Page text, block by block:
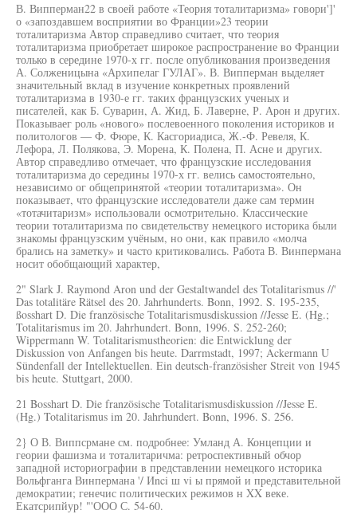
В. Випперман22 в своей работе «Теория тоталитаризма» говори']'
о «запоздавшем восприятии во Франции»23 теории
тоталитаризма Автор справедливо считает, что теория
тоталитаризма приобретает широкое распространение во Франции
только в середине 1970-х гг. после опубликования произведения
А. Солженицына «Архипелаг ГУЛАГ». В. Випперман выделяет
значительный вклад в изучение конкретных проявлений
тоталитаризма в 1930-е гг. таких французских ученых и
писателей, как Б. Суварин, А. Жид, Б. Лаверне, Р. Арон и других.
Показываег роль «нового» послевоенного поколения историков и
политологов — Ф. Фюре, К. Касгориадиса, Ж.-Ф. Ревеля, К.
Лефора, Л. Полякова, Э. Морена, К. Полена, П. Асне и других.
Автор справедливо отмечает, что французские исследования
тоталитаризма до середины 1970-х гг. велись самостоятельно,
независимо ог общепринятой «теории тоталитаризма». Он
показывает, что французские исследователи даже сам термин
«тотачитаризм» использовали осмотрительно. Классические
теории тоталитаризма по свидетельству немецкого историка были
знакомы французским учёным, но они, как правило «молча
брались на заметку» и часто критиковались. Работа В. Винпермана
носит обобщающий характер,
2" Slark J. Raymond Aron und der Gestaltwandel des Totalitarismus //'
Das totalitäre Rätsel des 20. Jahrhunderts. Bonn, 1992. S. 195-235,
ßosshart D. Die französische Totalitarismusdiskussion //Jesse E. (Hg.;
Totalitarismus im 20. Jahrhundert. Bonn, 1996. S. 252-260;
Wippermann W. Totalitarismustheorien: die Entwicklung der
Diskussion von Anfangen bis heute. Darrmstadt, 1997; Ackermann U
Sündenfall der Intellektuellen. Ein deutsch-französisher Streit von 1945
bis heute. Stuttgart, 2000.
21 Bosshart D. Die französische Totalitarismusdiskussion //Jesse E.
(Hg.) Totalitarismus im 20. Jahrhundert. Bonn, 1996. S. 256.
2} О В. Виппсрмане см. подробнее: Умланд А. Концепции и
геории фашизма и тоталитаричма: ретроспективный обчор
западной историографии в представлении немецкого историка
Вольфганга Винпермана '/ Иnci ш vi ы прямой и представительной
демократии; генечис политических режимов н XX веке.
Екатсрипйур! "'ООО С. 54-60.